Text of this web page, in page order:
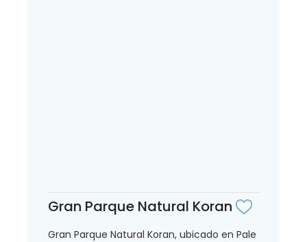
Gran Parque Natural Koran
Gran Parque Natural Koran, ubicado en Pale